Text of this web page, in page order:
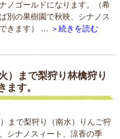
ノゴールドになります。（希
別の果樹園で秋映、シナノス
きます） … ＞続きを読む
）まで梨狩り林檎狩り
ます。
まで梨狩り（南水）りんご狩
シナノスィート、涼香の季